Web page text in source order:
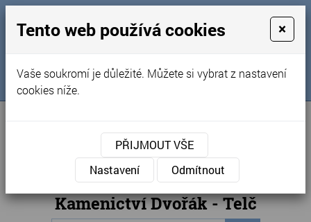
Obchodní podmínky
Kontakty
Naše kamenictví
Sledujte nás na FB
Internetový obchod
Kamenictví Dvořák - Telč
Tento web používá cookies ×
Vaše soukromí je důležité. Můžete si vybrat z nastavení
cookies níže.
PŘIJMOUT VŠE
Nastavení
Odmítnout